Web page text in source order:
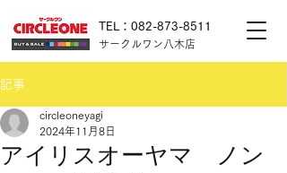
サークルワン八木店
TEL：082-873-8511
記事
アイリスオーヤマ ノン
circleoneyagi
2024年11月8日